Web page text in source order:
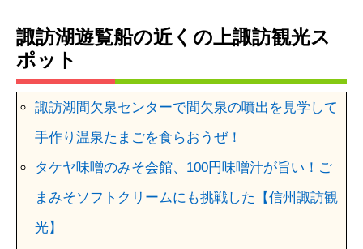
諏訪湖遊覧船の近くの上諏訪観光ス
ポット
諏訪湖間欠泉センターで間欠泉の噴出を見学して
手作り温泉たまごを食らおうぜ！
タケヤ味噌のみそ会館、100円味噌汁が旨い！ご
まみそソフトクリームにも挑戦した【信州諏訪観
光】